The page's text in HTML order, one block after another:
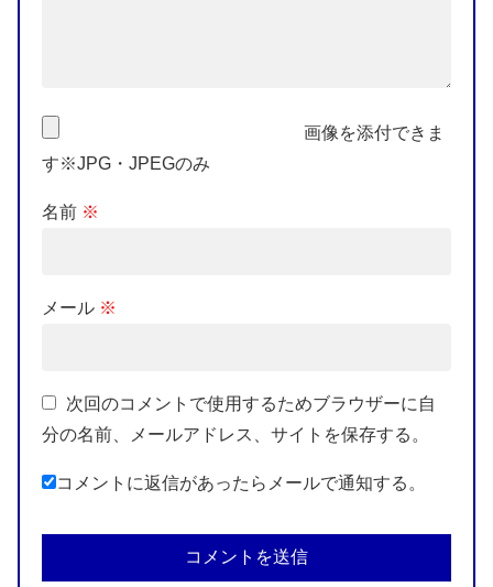
画像を添付できま
す※JPG・JPEGのみ
名前 ※
メール ※
次回のコメントで使用するためブラウザーに自
分の名前、メールアドレス、サイトを保存する。
コメントに返信があったらメールで通知する。